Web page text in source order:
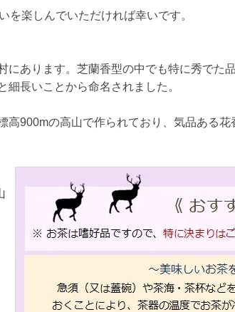
を楽しんでいただければ幸いです。
にあります。芝蘭香型の中でも特に秀でた
長いことから命名されました。
高900mの高山で作られており、気品ある